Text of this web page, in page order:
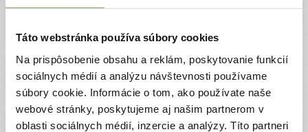
Táto webstránka používa súbory cookies
Na prispôsobenie obsahu a reklám, poskytovanie funkcií
sociálnych médií a analýzu návštevnosti používame
súbory cookie. Informácie o tom, ako používate naše
webové stránky, poskytujeme aj našim partnerom v
oblasti sociálnych médií, inzercie a analýzy. Títo partneri
Kontaktné údaje
V prípade akýchkoľvek otázok nás neváhajte kontaktovať
emailom, alebo telefonicky.
ĽUDIA ĽUĎOM, n. o.